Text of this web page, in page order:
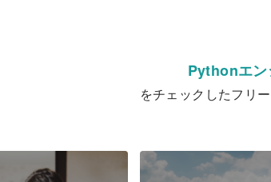
Pythonエン
をチェックしたフリ